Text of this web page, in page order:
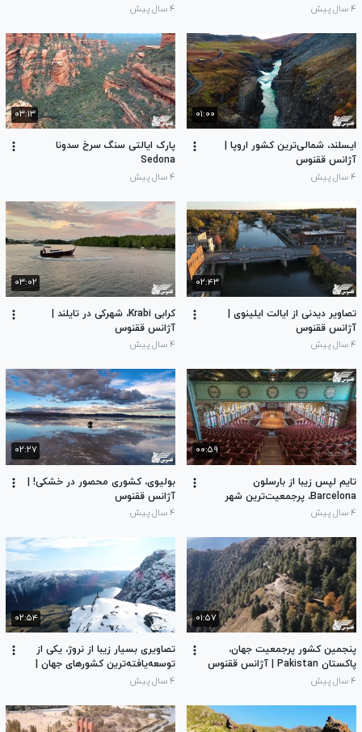
۴ سال پیش ۴ سال پیش
۰۱:۰۰
ایسلند،‌ شمالی‌ترین کشور اروپا |
آژانس ققنوس
۴ سال پیش
۰۳:۱۳
پارک ایالتی سنگ سرخ سدونا
Sedona
۴ سال پیش
۰۲:۴۳
تصاویر دیدنی از ایالت ایلینوی |
آژانس ققنوس
۴ سال پیش
۰۳:۰۲
کرابی Krabi، شهرکی در تایلند |
آژانس ققنوس
۴ سال پیش
۰۰:۵۹
تایم لپس زیبا از بارسلون
Barcelona، پرجمعیت‌ترین شهر
اسپانیا | آژانس ققنوس
۴ سال پیش
۰۲:۲۷
بولیوی، کشوری محصور در خشکی! |
آژانس ققنوس
۴ سال پیش
۰۱:۵۷
پنجمین کشور پرجمعیت جهان،
پاکستان Pakistan | آژانس ققنوس
۴ سال پیش
۰۲:۵۴
تصاویری بسیار زیبا از نروژ، یکی از
توسعه‌یافته‌ترین کشور‌های جهان |
آژانس ققنوس
۴ سال پیش